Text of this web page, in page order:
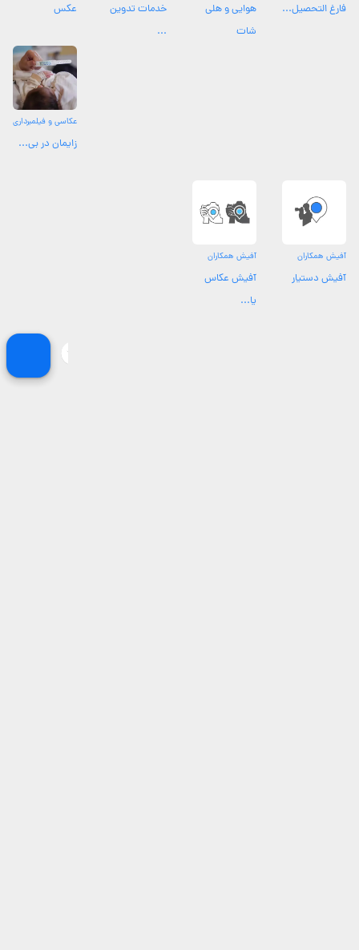
فارغ التحصیل...
هوایی و هلی
شات
خدمات تدوین
...
عکس
عکاسی و فیلمبرداری
زایمان در بی...
آفیش همکاران
آفیش دستیار
آفیش همکاران
آفیش عکاس
یا...